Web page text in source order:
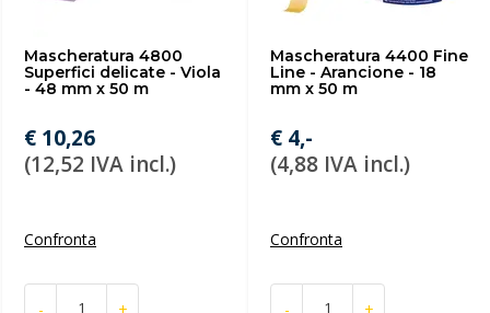
Mascheratura 4800
Superfici delicate - Viola
- 48 mm x 50 m
€ 10,26
(12,52 IVA incl.)
Confronta
Mascheratura 4400 Fine
Line - Arancione - 18
mm x 50 m
€ 4,-
(4,88 IVA incl.)
Confronta